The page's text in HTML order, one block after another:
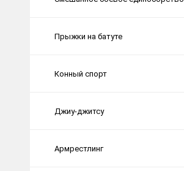
Прыжки на батуте
Конный спорт
Джиу-джитсу
Армрестлинг